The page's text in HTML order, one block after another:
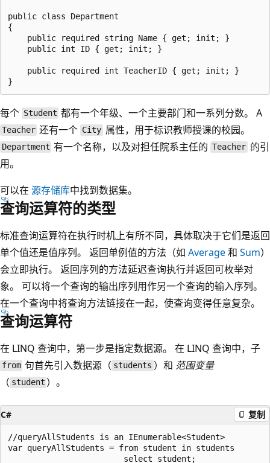
public class Department
{
    public required string Name { get; init; }
    public int ID { get; init; }
    public required int TeacherID { get; init; }
每个 Student 都有一个年级、一个主要部门和一系列分数。 A
Teacher 还有一个 City属性，用于标识教师授课的校园。
Department 有一个名称，以及对担任院系主任的 Teacher 的引
用。
可以在 源存储库中找到数据集。
查询运算符的类型
标准查询运算符在执行时机上有所不同，具体取决于它们是返回
单个值还是值序列。 返回单例值的方法（如 Average和 Sum）
会立即执行。 返回序列的方法延迟查询执行并返回可枚举对
象。 可以将一个查询的输出序列用作另一个查询的输入序列。
在一个查询中将查询方法链接在一起，使查询变得任意复杂。
查询运算符
在 LINQ 查询中，第一步是指定数据源。 在 LINQ 查询中，子
from 句首先引入数据源（ students ）和 范围变量
（ student ）。
C# 复制
//queryAllStudents is an IEnumerable<Student>
var queryAllStudents = from student in students